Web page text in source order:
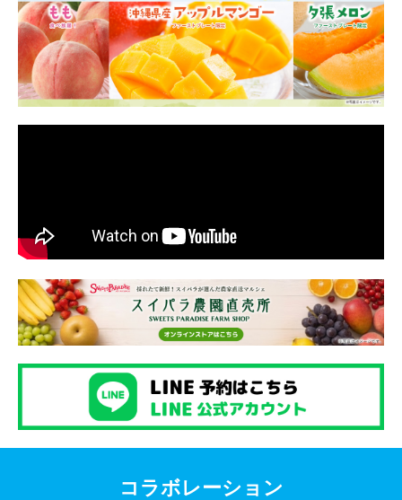
コラボレーション